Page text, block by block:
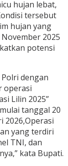
hujan lebat,
tersebut
hujan yang
2025
potensi
dengan
operasi
Lilin 2025”
tanggal 20
2026,Operasi
yang terdiri
TNI, dan
kata Bupati.